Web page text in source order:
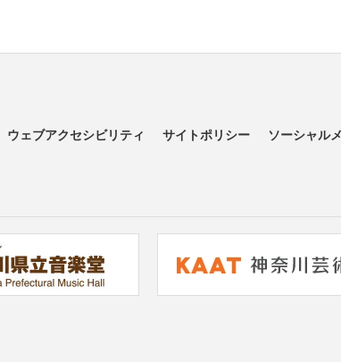
ウェブアクセシビリティ サイトポリシー ソーシャル